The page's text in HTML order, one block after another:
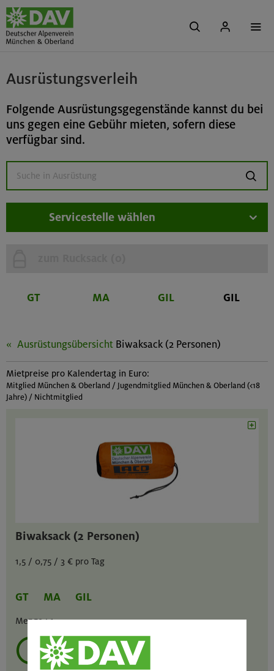
Ausrüstungsverleih
Folgende Ausrüstungsgegenstände kannst du bei
uns gegen eine Gebühr mieten, sofern diese
verfügbar sind.
suchen
Servicestelle wählen
GT MA GIL GIL
Ausrüstungsübersicht Biwaksack (2 Personen)
Mietpreise pro Kalendertag in Euro:
Mitglied München & Oberland / Jugendmitglied München & Oberland (<18
Jahre) / Nichtmitglied
Biwaksack (2 Personen)
1,5 / 0,75 / 3 € pro Tag
GT MA GIL
Menge :1
mehrmals ausleihen?